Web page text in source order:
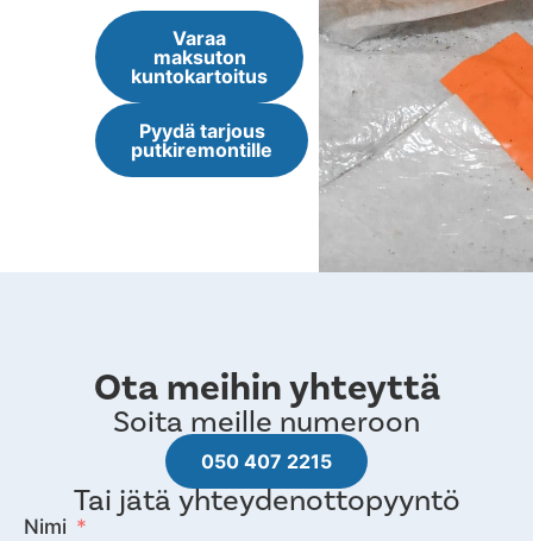
Varaa
maksuton
kuntokartoitus
Pyydä tarjous
putkiremontille
Ota meihin yhteyttä
Soita meille numeroon
050 407 2215
Tai jätä yhteydenottopyyntö
Nimi